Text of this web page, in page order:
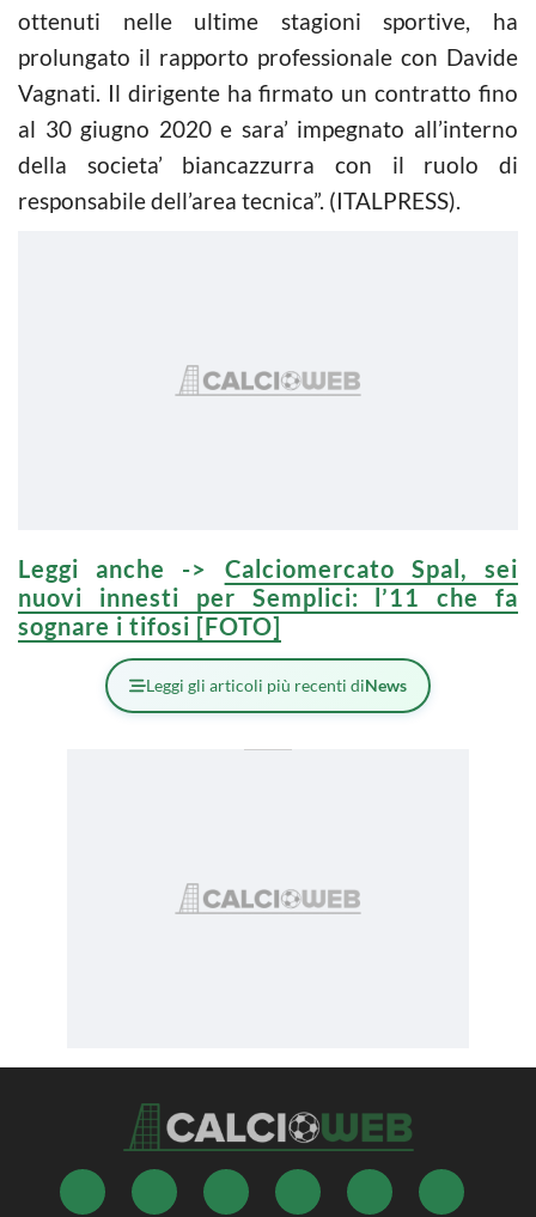
ottenuti nelle ultime stagioni sportive, ha
prolungato il rapporto professionale con Davide
Vagnati. Il dirigente ha firmato un contratto fino
al 30 giugno 2020 e sara’ impegnato all’interno
della societa’ biancazzurra con il ruolo di
responsabile dell’area tecnica”. (ITALPRESS).
Leggi anche -> Calciomercato Spal, sei
nuovi innesti per Semplici: l’11 che fa
sognare i tifosi [FOTO]
Leggi gli articoli più recenti diNews